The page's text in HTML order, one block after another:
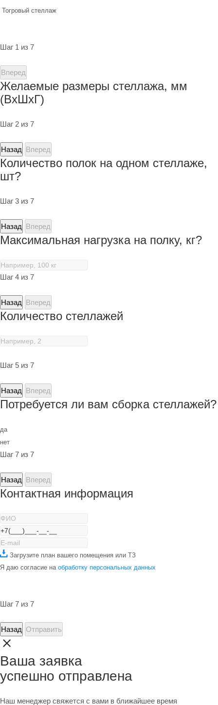
Тогровый стеллаж
Шаг 1 из 7
Вперед
Желаемые размеры стеллажа, мм
(ВхШхГ)
Шаг 2 из 7
Назад Вперед
Количество полок на одном стеллаже,
шт?
Шаг 3 из 7
Назад Вперед
Максимальная нагрузка на полку, кг?
Шаг 4 из 7
Назад Вперед
Количество стеллажей
Шаг 5 из 7
Назад Вперед
Потребуется ли вам сборка стеллажей?
да
нет
Шаг 7 из 7
Назад Вперед
Контактная информация
Загрузите план вашего помещения или ТЗ
Я даю согласие на обработку персональных данных
Шаг 7 из 7
Назад Отправить
Ваша заявка
успешно отправлена
Наш менеджер свяжется с вами в ближайшее время